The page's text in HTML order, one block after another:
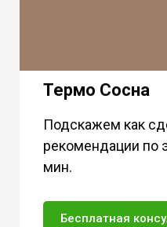
Термо Сосна
Подскажем как
рекомендации по
мин.
Бесплатная